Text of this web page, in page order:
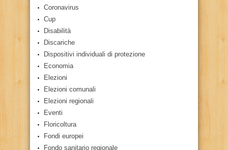
Coronavirus
Cup
Disabilità
Discariche
Dispositivi individuali di protezione
Economia
Elezioni
Elezioni comunali
Elezioni regionali
Eventi
Floricoltura
Fondi europei
Fondo sanitario regionale